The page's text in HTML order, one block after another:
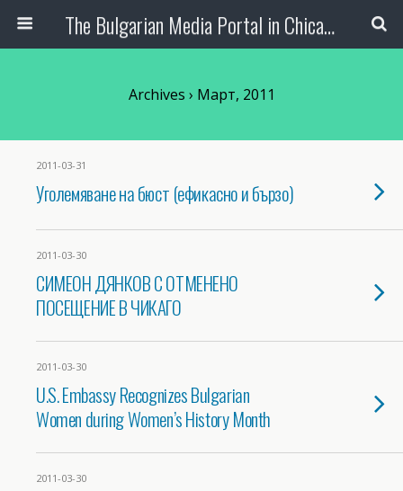
The Bulgarian Media Portal in Chicago
Archives › Март, 2011
2011-03-31
Уголемяване на бюст (ефикасно и бързо)
2011-03-30
СИМЕОН ДЯНКОВ С ОТМЕНЕНО
ПОСЕЩЕНИЕ В ЧИКАГО
2011-03-30
U.S. Embassy Recognizes Bulgarian
Women during Women’s History Month
2011-03-30